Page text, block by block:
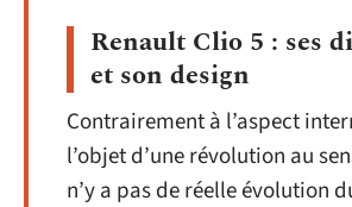
Renault Clio 5 : ses
et son design
Contrairement à l’aspect
l’objet d’une révolution au
n’y a pas de réelle évolution